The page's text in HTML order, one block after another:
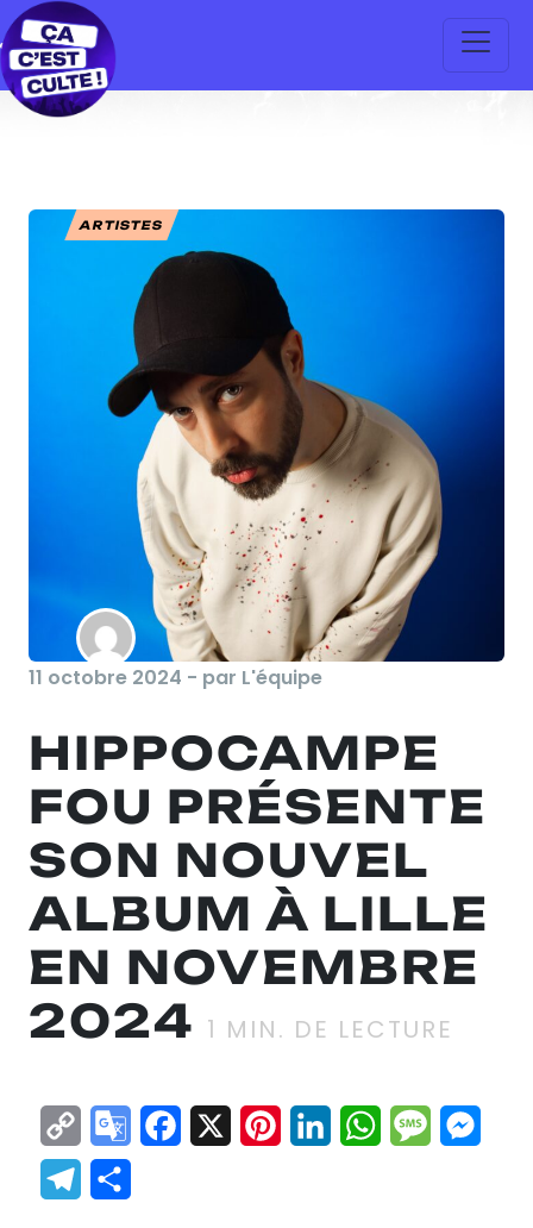
ARTISTES
11 octobre 2024 - par L'équipe
HIPPOCAMPE
FOU PRÉSENTE
SON NOUVEL
ALBUM À LILLE
EN NOVEMBRE
2024 1 MIN. DE LECTURE
Copy
Link
GoogleFacebook
X Pinterest
LinkedInWhatsApp
Telegram